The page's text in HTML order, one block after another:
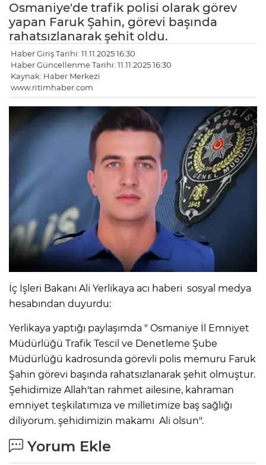
Osmaniye'de trafik polisi olarak görev
yapan Faruk Şahin, görevi başında
rahatsızlanarak şehit oldu.
Haber Giriş Tarihi: 11.11.2025 16:30
Haber Güncellenme Tarihi: 11.11.2025 16:30
Kaynak: Haber Merkezi
www.ritimhaber.com
İç İşleri Bakanı Ali Yerlikaya acı haberi sosyal medya
hesabından duyurdu:
Yerlikaya yaptığı paylaşımda " Osmaniye İl Emniyet
Müdürlüğü Trafik Tescil ve Denetleme Şube
Müdürlüğü kadrosunda görevli polis memuru Faruk
Şahin görevi başında rahatsızlanarak şehit olmuştur.
Şehidimize Allah'tan rahmet ailesine, kahraman
emniyet teşkilatımıza ve milletimize baş sağlığı
diliyorum. şehidimizin makamı Ali olsun".
Yorum Ekle